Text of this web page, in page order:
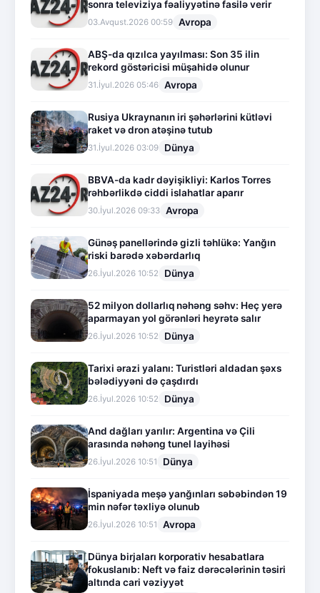
sonra televiziya fəaliyyətinə fasilə verir
03.Avqust.2026 00:59 Avropa
ABŞ-da qızılca yayılması: Son 35 ilin
rekord göstəricisi müşahidə olunur
31.İyul.2026 05:46 Avropa
Rusiya Ukraynanın iri şəhərlərini kütləvi
raket və dron atəşinə tutub
31.İyul.2026 03:09 Dünya
BBVA-da kadr dəyişikliyi: Karlos Torres
rəhbərlikdə ciddi islahatlar aparır
30.İyul.2026 09:33 Avropa
Günəş panellərində gizli təhlükə: Yanğın
riski barədə xəbərdarlıq
26.İyul.2026 10:52 Dünya
52 milyon dollarlıq nəhəng səhv: Heç yerə
aparmayan yol görənləri heyrətə salır
26.İyul.2026 10:52 Dünya
Tarixi ərazi yalanı: Turistləri aldadan şəxs
bələdiyyəni də çaşdırdı
26.İyul.2026 10:52 Dünya
And dağları yarılır: Argentina və Çili
arasında nəhəng tunel layihəsi
26.İyul.2026 10:51 Dünya
İspaniyada meşə yanğınları səbəbindən 19
min nəfər təxliyə olunub
26.İyul.2026 10:51 Avropa
Dünya birjaları korporativ hesabatlara
fokuslanıb: Neft və faiz dərəcələrinin təsiri
altında cari vəziyyət